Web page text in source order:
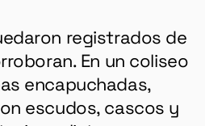
registrados de
En un coliseo
encapuchadas,
escudos, cascos y